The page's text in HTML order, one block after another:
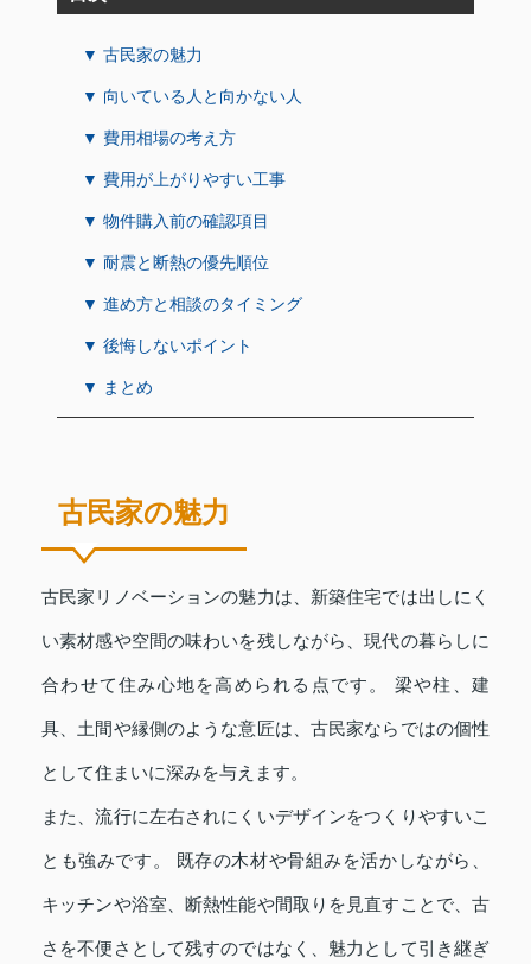
▼ 古民家の魅力
▼ 向いている人と向かない人
▼ 費用相場の考え方
▼ 費用が上がりやすい工事
▼ 物件購入前の確認項目
▼ 耐震と断熱の優先順位
▼ 進め方と相談のタイミング
▼ 後悔しないポイント
▼ まとめ
古民家の魅力
古民家リノベーションの魅力は、新築住宅では出しにく
い素材感や空間の味わいを残しながら、現代の暮らしに
合わせて住み心地を高められる点です。 梁や柱、建
具、土間や縁側のような意匠は、古民家ならではの個性
として住まいに深みを与えます。
また、流行に左右されにくいデザインをつくりやすいこ
とも強みです。 既存の木材や骨組みを活かしながら、
キッチンや浴室、断熱性能や間取りを見直すことで、古
さを不便さとして残すのではなく、魅力として引き継ぎ